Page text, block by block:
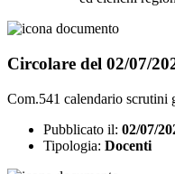
Circolare del 02/07/
Com.541 calendario scrutini
Pubblicato il: 02/07/
Tipologia: Docenti